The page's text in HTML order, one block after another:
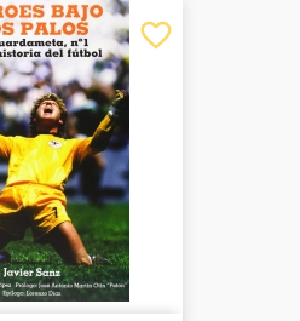
favorite_border